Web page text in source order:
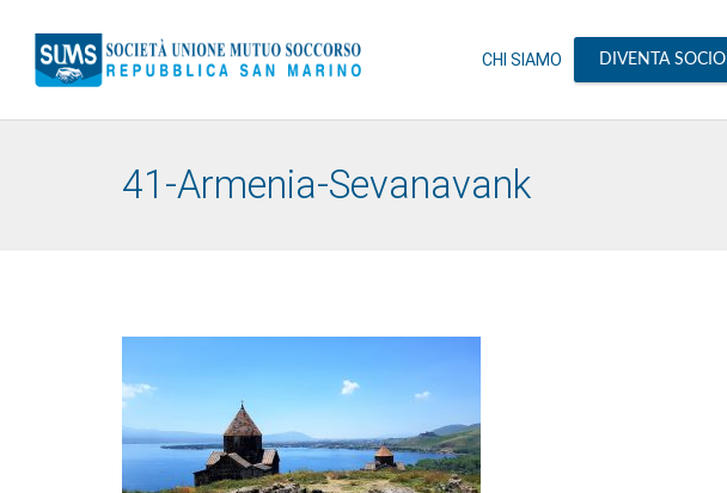
CHI SIAMO DIVENTA SOCIO
41-Armenia-Sevanavank